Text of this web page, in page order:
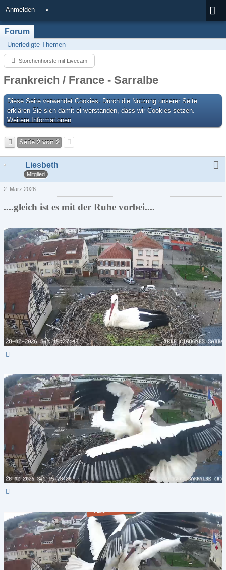
Anmelden
Forum
Unerledigte Themen
Storchenhorste mit Livecam
Frankreich / France - Sarralbe
Diese Seite verwendet Cookies. Durch die Nutzung unserer Seite
erklären Sie sich damit einverstanden, dass wir Cookies setzen.
Weitere Informationen
Seite 2 von 2
Liesbeth
Mitglied
2. März 2026
....gleich ist es mit der Ruhe vorbei....